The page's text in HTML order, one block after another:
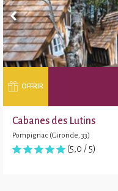
OFFRIR
Cabanes des Lutins
Pompignac (Gironde, 33)
(5,0 / 5)